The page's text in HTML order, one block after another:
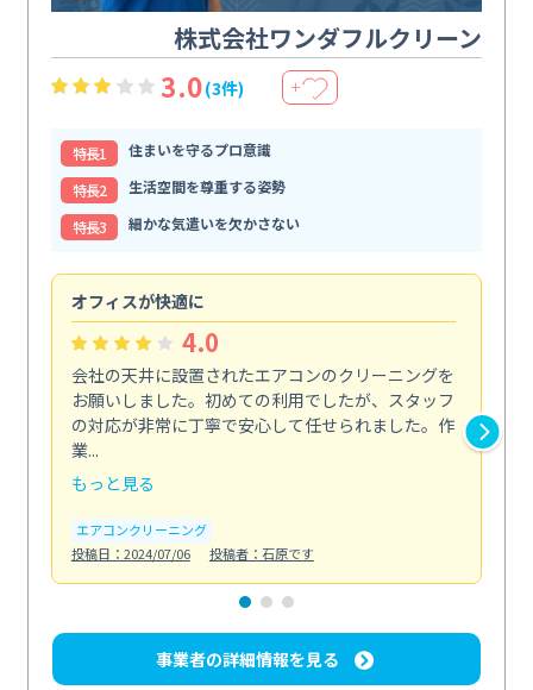
株式会社ワンダフルクリーン
3.0(3件) ＋
特⻑1
住まいを守るプロ意識
特⻑2
生活空間を尊重する姿勢
特⻑3
細かな気遣いを欠かさない
オフィスが快適に
4.0
会社の天井に設置されたエアコンのクリーニングを
お願いしました。初めての利用でしたが、スタッフ
の対応が非常に丁寧で安心して任せられました。作
業...
もっと見る
エアコンクリーニング
投稿日：2024/07/06
投稿者：石原です
事業者の詳細情報を見る